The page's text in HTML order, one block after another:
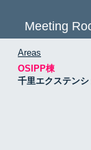
Meeting
Areas
OSIPP棟
千里エクステンシ